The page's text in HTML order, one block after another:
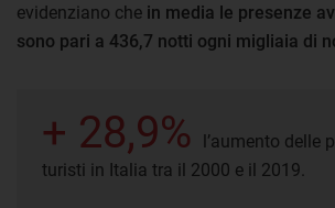
evidenziano che in media le presenze
sono pari a 436,7 notti ogni migliaia di
+ 28,9%
l’aumento delle
turisti in Italia tra il 2000 e il 2019.